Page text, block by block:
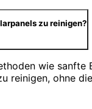
zu reinigen?
wie
reinigen, ohne